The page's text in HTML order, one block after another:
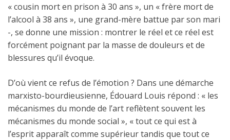
« cousin mort en prison à 30 ans », un « frère mort de
l’alcool à 38 ans », une grand-mère battue par son mari
-, se donne une mission : montrer le réel et ce réel est
forcément poignant par la masse de douleurs et de
blessures qu’il évoque.
D’où vient ce refus de l’émotion ? Dans une démarche
marxisto-bourdieusienne, Édouard Louis répond : « les
mécanismes du monde de l’art reflètent souvent les
mécanismes du monde social », « tout ce qui est à
l’esprit apparaît comme supérieur tandis que tout ce